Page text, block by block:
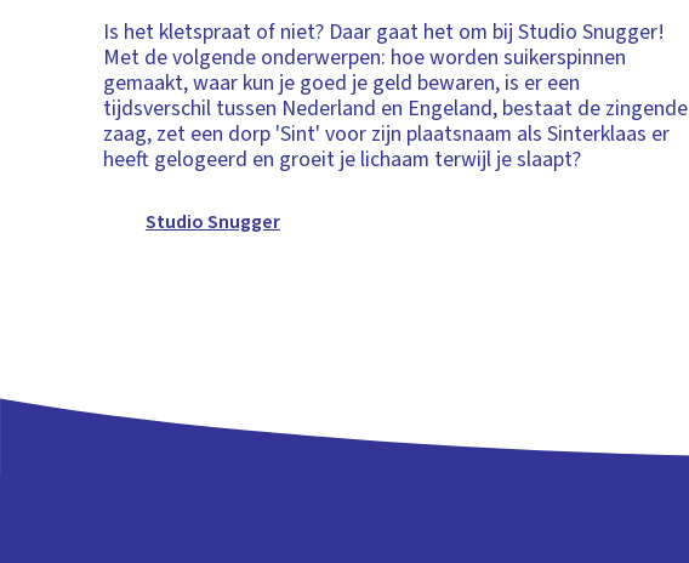
Is het kletspraat of niet? Daar gaat het om bij Studio Snugger!
Met de volgende onderwerpen: hoe worden suikerspinnen
gemaakt, waar kun je goed je geld bewaren, is er een
tijdsverschil tussen Nederland en Engeland, bestaat de zingende
zaag, zet een dorp 'Sint' voor zijn plaatsnaam als Sinterklaas er
heeft gelogeerd en groeit je lichaam terwijl je slaapt?
Studio Snugger